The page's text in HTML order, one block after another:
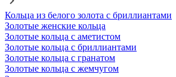
Кольца из белого золота с бриллиантами
Золотые женские кольца
Золотые кольца с аметистом
Золотые кольца с бриллиантами
Золотые кольца с гранатом
Золотые кольца с жемчугом